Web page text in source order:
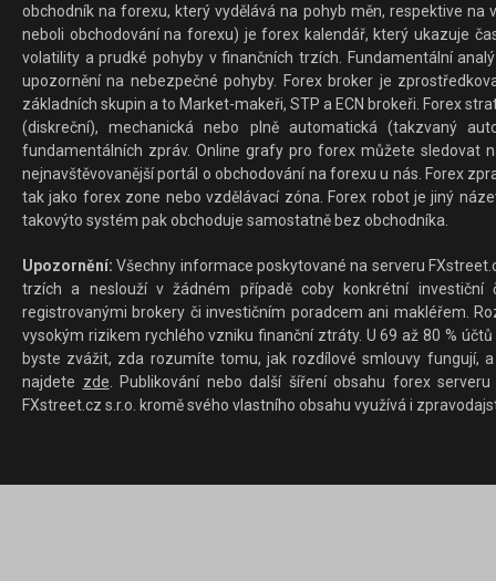
obchodník na forexu, který vydělává na pohyb měn, respektive
neboli obchodování na forexu) je forex kalendář, který ukazuje
volatility a prudké pohyby v finančních trzích. Fundamentální
upozornění na nebezpečné pohyby. Forex broker je
základních skupin a to Market-makeři, STP a ECN brokeři. Forex
(diskreční), mechanická nebo plně automatická (takzvaný
fundamentálních zpráv. Online grafy pro forex můžete sledovat
nejnavštěvovanější portál o obchodování na forexu u nás. Forex
tak jako forex zone nebo vzdělávací zóna. Forex robot je jiný
takovýto systém pak obchoduje samostatně bez obchodníka.
Upozornění: Všechny informace poskytované na serveru
trzích a neslouží v žádném případě coby konkrétní investiční
registrovanými brokery či investičním poradcem ani makléřem.
vysokým rizikem rychlého vzniku finanční ztráty. U 69 až 80 %
byste zvážit, zda rozumíte tomu, jak rozdílové smlouvy fungují,
najdete zde. Publikování nebo další šíření obsahu forex
FXstreet.cz s.r.o. kromě svého vlastního obsahu využívá i